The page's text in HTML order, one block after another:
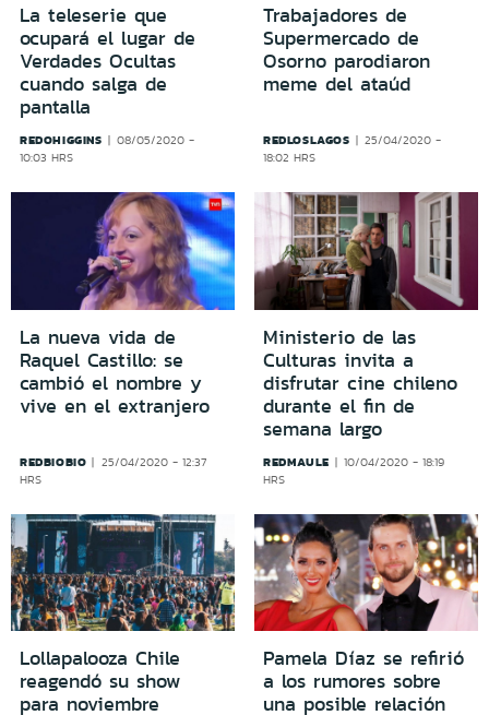
La teleserie que
ocupará el lugar de
Verdades Ocultas
cuando salga de
pantalla
REDOHIGGINS
08/05/2020 -
10:03 HRS
Trabajadores de
Supermercado de
Osorno parodiaron
meme del ataúd
REDLOSLAGOS
25/04/2020 -
18:02 HRS
La nueva vida de
Raquel Castillo: se
cambió el nombre y
vive en el extranjero
REDBIOBIO
25/04/2020 - 12:37
HRS
Ministerio de las
Culturas invita a
disfrutar cine chileno
durante el fin de
semana largo
REDMAULE
10/04/2020 - 18:19
HRS
Lollapalooza Chile
reagendó su show
para noviembre
Pamela Díaz se refirió
a los rumores sobre
una posible relación